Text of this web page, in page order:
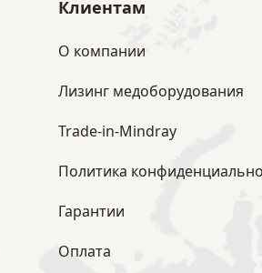
Клиентам
О компании
Лизинг медоборудования
Trade-in-Mindray
Политика
Гарантии
Оплата